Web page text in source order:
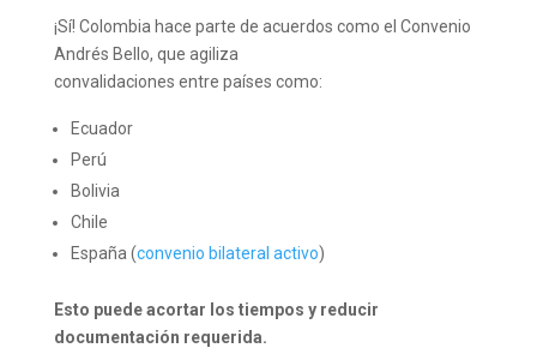
¡Sí! Colombia hace parte de acuerdos como el Convenio
Andrés Bello, que agiliza
convalidaciones entre países como:
Ecuador
Perú
Bolivia
Chile
España (convenio bilateral activo)
Esto puede acortar los tiempos y reducir
documentación requerida.